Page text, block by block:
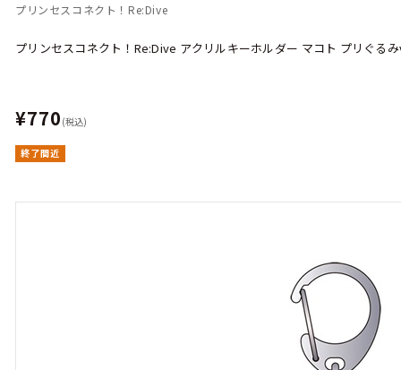
プリンセスコネクト！Re:Dive
プリンセスコネクト！Re:Dive アクリルキーホルダー マコト プリぐる
¥770 (税込)
終了間近